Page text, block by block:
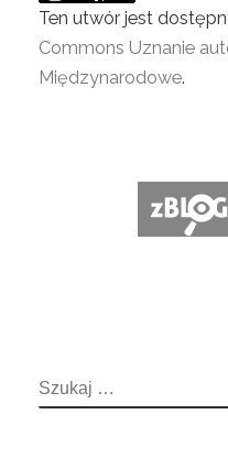
Ten utwór jest
Commons Uznanie
Międzynarodowe.
SZUKAJ